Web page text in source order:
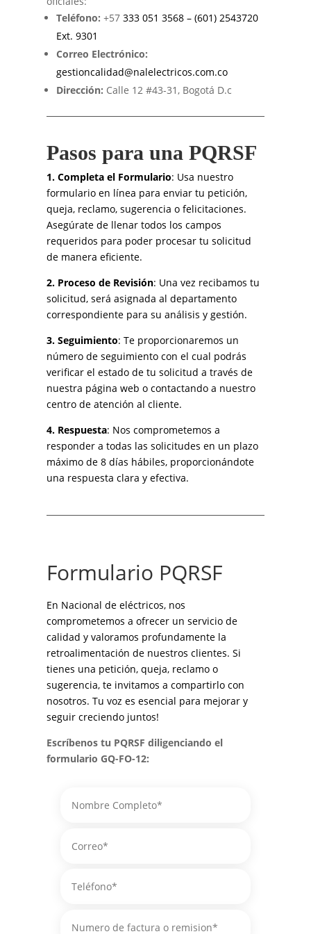
Teléfono: +57333 051 3568 – (601) 2543720
Ext. 9301
Correo Electrónico:
gestioncalidad@nalelectricos.com.co
Dirección: Calle 12 #43-31, Bogotá D.c
Pasos para una PQRSF
1. Completa el Formulario: Usa nuestro
formulario en línea para enviar tu petición,
queja, reclamo, sugerencia o felicitaciones.
Asegúrate de llenar todos los campos
requeridos para poder procesar tu solicitud
de manera eficiente.
2. Proceso de Revisión: Una vez recibamos tu
solicitud, será asignada al departamento
correspondiente para su análisis y gestión.
3. Seguimiento: Te proporcionaremos un
número de seguimiento con el cual podrás
verificar el estado de tu solicitud a través de
nuestra página web o contactando a nuestro
centro de atención al cliente.
4. Respuesta: Nos comprometemos a
responder a todas las solicitudes en un plazo
máximo de 8 días hábiles, proporcionándote
una respuesta clara y efectiva.
Formulario PQRSF
En Nacional de eléctricos, nos
comprometemos a ofrecer un servicio de
calidad y valoramos profundamente la
retroalimentación de nuestros clientes. Si
tienes una petición, queja, reclamo o
sugerencia, te invitamos a compartirlo con
nosotros. Tu voz es esencial para mejorar y
seguir creciendo juntos!
Escríbenos tu PQRSF diligenciando el
formulario GQ-FO-12: